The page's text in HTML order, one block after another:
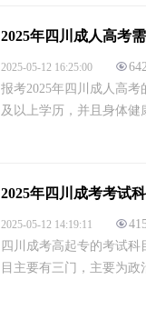
2025年四川成人高考
2025-05-12 16:25:00
642
报考2025年四川成人高
及以上学历，并且身体健
2025年四川成考考试
2025-05-12 14:19:11
四川成考高起专的考试
目主要有三门，主要为